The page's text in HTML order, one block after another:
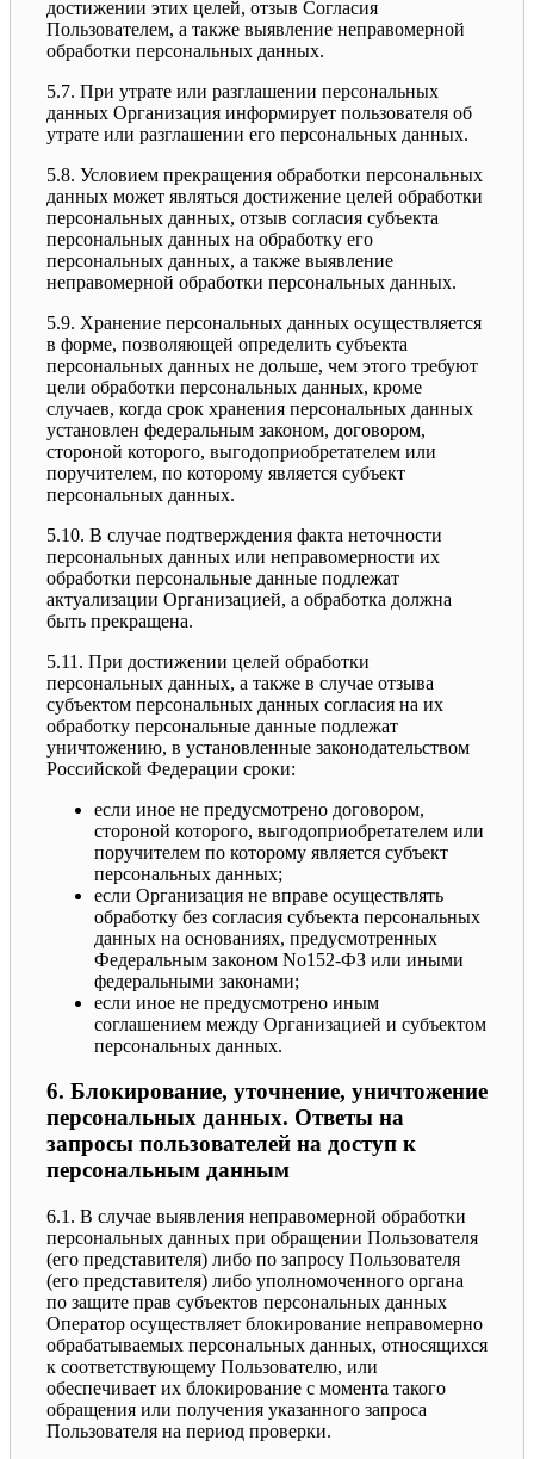
достижении этих целей, отзыв Согласия
Пользователем, а также выявление неправомерной
обработки персональных данных.
5.7. При утрате или разглашении персональных
данных Организация информирует пользователя об
утрате или разглашении его персональных данных.
5.8. Условием прекращения обработки персональных
данных может являться достижение целей обработки
персональных данных, отзыв согласия субъекта
персональных данных на обработку его
персональных данных, а также выявление
неправомерной обработки персональных данных.
5.9. Хранение персональных данных осуществляется
в форме, позволяющей определить субъекта
персональных данных не дольше, чем этого требуют
цели обработки персональных данных, кроме
случаев, когда срок хранения персональных данных
установлен федеральным законом, договором,
стороной которого, выгодоприобретателем или
поручителем, по которому является субъект
персональных данных.
5.10. В случае подтверждения факта неточности
персональных данных или неправомерности их
обработки персональные данные подлежат
актуализации Организацией, а обработка должна
быть прекращена.
5.11. При достижении целей обработки
персональных данных, а также в случае отзыва
субъектом персональных данных согласия на их
обработку персональные данные подлежат
уничтожению, в установленные законодательством
Российской Федерации сроки:
если иное не предусмотрено договором,
стороной которого, выгодоприобретателем или
поручителем по которому является субъект
персональных данных;
если Организация не вправе осуществлять
обработку без согласия субъекта персональных
данных на основаниях, предусмотренных
Федеральным законом No152-ФЗ или иными
федеральными законами;
если иное не предусмотрено иным
соглашением между Организацией и субъектом
персональных данных.
6. Блокирование, уточнение, уничтожение
персональных данных. Ответы на
запросы пользователей на доступ к
персональным данным
6.1. В случае выявления неправомерной обработки
персональных данных при обращении Пользователя
(его представителя) либо по запросу Пользователя
(его представителя) либо уполномоченного органа
по защите прав субъектов персональных данных
Оператор осуществляет блокирование неправомерно
обрабатываемых персональных данных, относящихся
к соответствующему Пользователю, или
обеспечивает их блокирование с момента такого
обращения или получения указанного запроса
Пользователя на период проверки.